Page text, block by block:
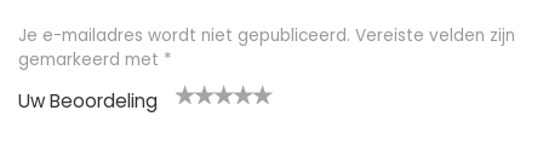
Je e-mailadres wordt niet gepubliceerd. Vereiste velden zijn
gemarkeerd met *
Uw Beoordeling